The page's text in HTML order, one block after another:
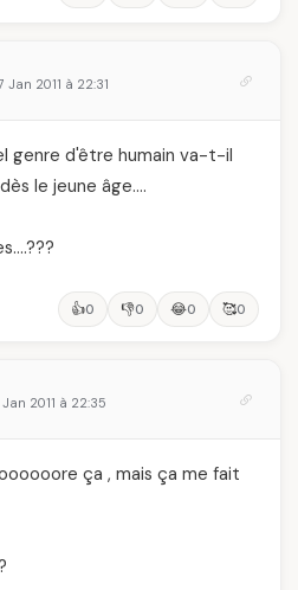
Jan 2011 à 22:31
genre d'être humain va-t-il
le jeune âge….
👍0 👎0 😂0 🥰0
Jan 2011 à 22:35
ça , mais ça me fait